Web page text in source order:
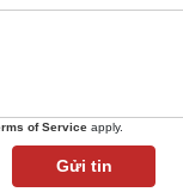
of Service apply.
Gửi tin